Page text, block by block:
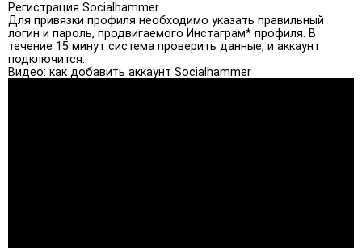
Регистрация Socialhammer
Для привязки профиля необходимо указать правильный
логин и пароль, продвигаемого Инстаграм* профиля. В
течение 15 минут система проверить данные, и аккаунт
подключится.
Видео: как добавить аккаунт Socialhammer